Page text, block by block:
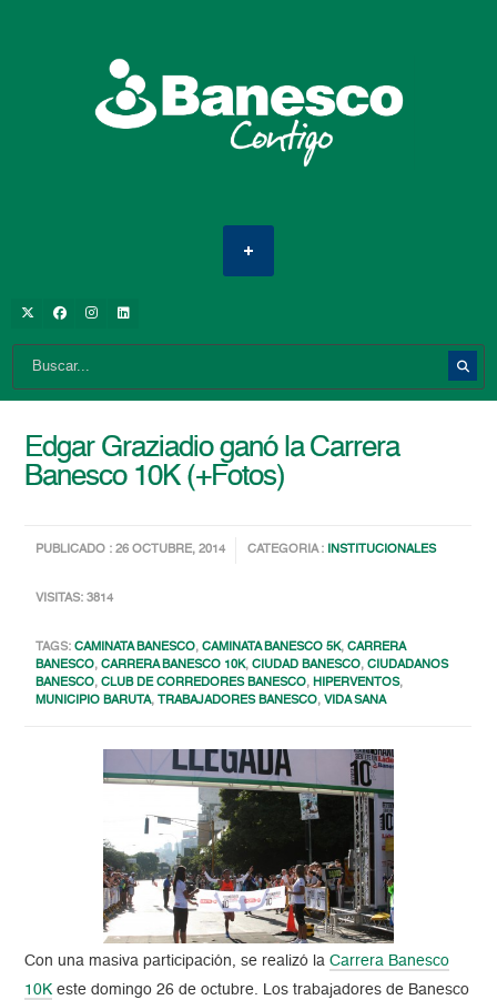
Edgar Graziadio ganó la Carrera
Banesco 10K (+Fotos)
PUBLICADO : 26 OCTUBRE, 2014 CATEGORIA : INSTITUCIONALES
VISITAS: 3814
TAGS:CAMINATA BANESCO,CAMINATA BANESCO 5K,CARRERA
BANESCO,CARRERA BANESCO 10K,CIUDAD BANESCO,CIUDADANOS
BANESCO,CLUB DE CORREDORES BANESCO,HIPERVENTOS,
MUNICIPIO BARUTA, TRABAJADORES BANESCO,VIDA SANA
Con una masiva participación, se realizó laCarrera Banesco
10K este domingo 26 de octubre. Los trabajadores de Banesco